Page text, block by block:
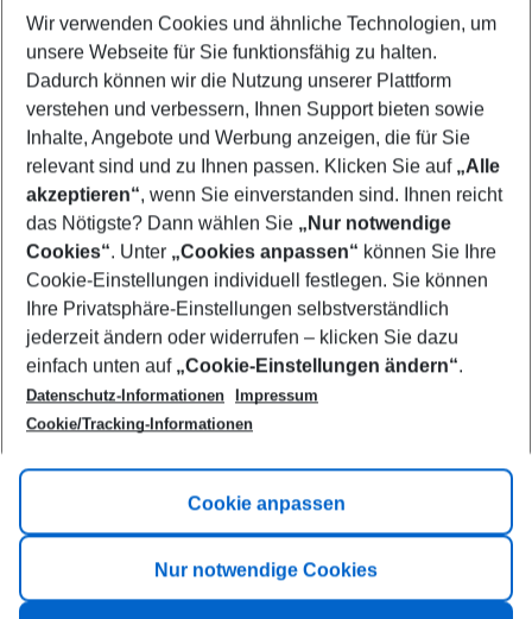
Select your date range
09/08/26–07/08/27 5-8 nights
Who will travel
2 adults No children
Show more filter
Footer
Footer navigation
Title A
Link A
Wir verwenden Cookies und ähnliche Technologien, um
unsere Webseite für Sie funktionsfähig zu halten.
Dadurch können wir die Nutzung unserer Plattform
verstehen und verbessern, Ihnen Support bieten sowie
Inhalte, Angebote und Werbung anzeigen, die für Sie
relevant sind und zu Ihnen passen. Klicken Sie auf „Alle
akzeptieren“, wenn Sie einverstanden sind. Ihnen reicht
das Nötigste? Dann wählen Sie „Nur notwendige
Cookies“. Unter „Cookies anpassen“ können Sie Ihre
Cookie-Einstellungen individuell festlegen. Sie können
Ihre Privatsphäre-Einstellungen selbstverständlich
jederzeit ändern oder widerrufen – klicken Sie dazu
einfach unten auf „Cookie-Einstellungen ändern“.
Datenschutz-Informationen
Impressum
Cookie/Tracking-Informationen
Cookie anpassen
Nur notwendige Cookies